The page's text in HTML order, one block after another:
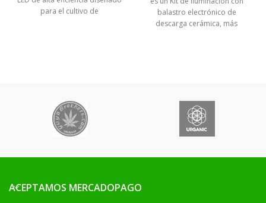
para el cultivo de
balastro electrónico de
descarga cerámica, más
ACEPTAMOS MERCADOPAGO